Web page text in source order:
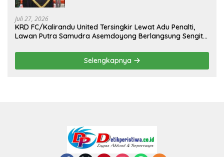
Juli 27, 2026
KRD FC/Kalirandu United Tersingkir Lewat Adu Penalti,
Lawan Putra Samudra Asemdoyong Berlangsung Sengit
Selengkapnya